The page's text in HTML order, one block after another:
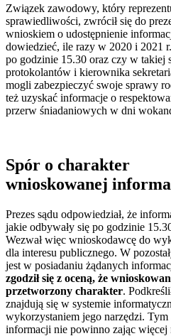
Związek zawodowy, który
sprawiedliwości, zwrócił się do
wnioskiem o udostępnienie
dowiedzieć, ile razy w 2020 i 2021
po godzinie 15.30 oraz czy w
protokolantów i kierownika
mogli zabezpieczyć swoje sprawy
też uzyskać informacje o
przerw śniadaniowych w dni
Spór o charakter
wnioskowanej
Prezes sądu odpowiedział, że
jakie odbywały się po godzinie
Wezwał więc wnioskodawcę do
dla interesu publicznego. W
jest w posiadaniu żądanych
zgodził się z oceną, że
przetworzony charakter.
znajdują się w systemie
wykorzystaniem jego narzędzi.
informacji nie powinno zając więcej